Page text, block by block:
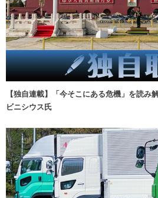
【独自連載】「今そこにある危機」を読
ビニシウス氏